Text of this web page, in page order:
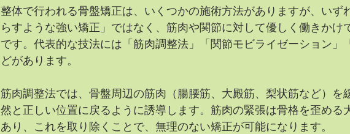
整体で行われる骨盤矯正は、いくつかの施術方法がありますが、いず
らすような強い矯正」ではなく、筋肉や関節に対して優しく働きかけ
です。代表的な技法には「筋肉調整法」「関節モビライゼーション」
どがあります。
筋肉調整法では、骨盤周辺の筋肉（腸腰筋、大殿筋、梨状筋など）を
然と正しい位置に戻るように誘導します。筋肉の緊張は骨格を歪める
あり、これを取り除くことで、無理のない矯正が可能になります。